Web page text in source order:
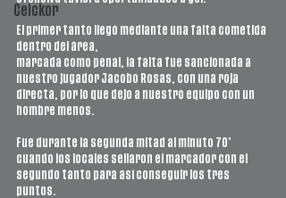
Ceickor
El primer tanto llegó mediante una falta cometida
dentro del área,
marcada como penal, la falta fue sancionada a
nuestro jugador Jacobo Rosas, con una roja
directa, por lo que dejo a nuestro equipo con un
hombre menos.
Fue durante la segunda mitad al minuto 70’
cuando los locales sellaron el marcador con el
segundo tanto para así conseguir los tres
puntos.